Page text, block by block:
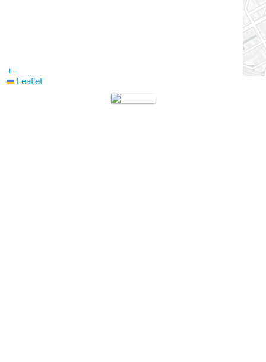
+−
Leaflet